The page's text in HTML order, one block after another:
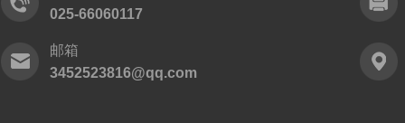
025-66060117
邮箱
3452523816@qq.com